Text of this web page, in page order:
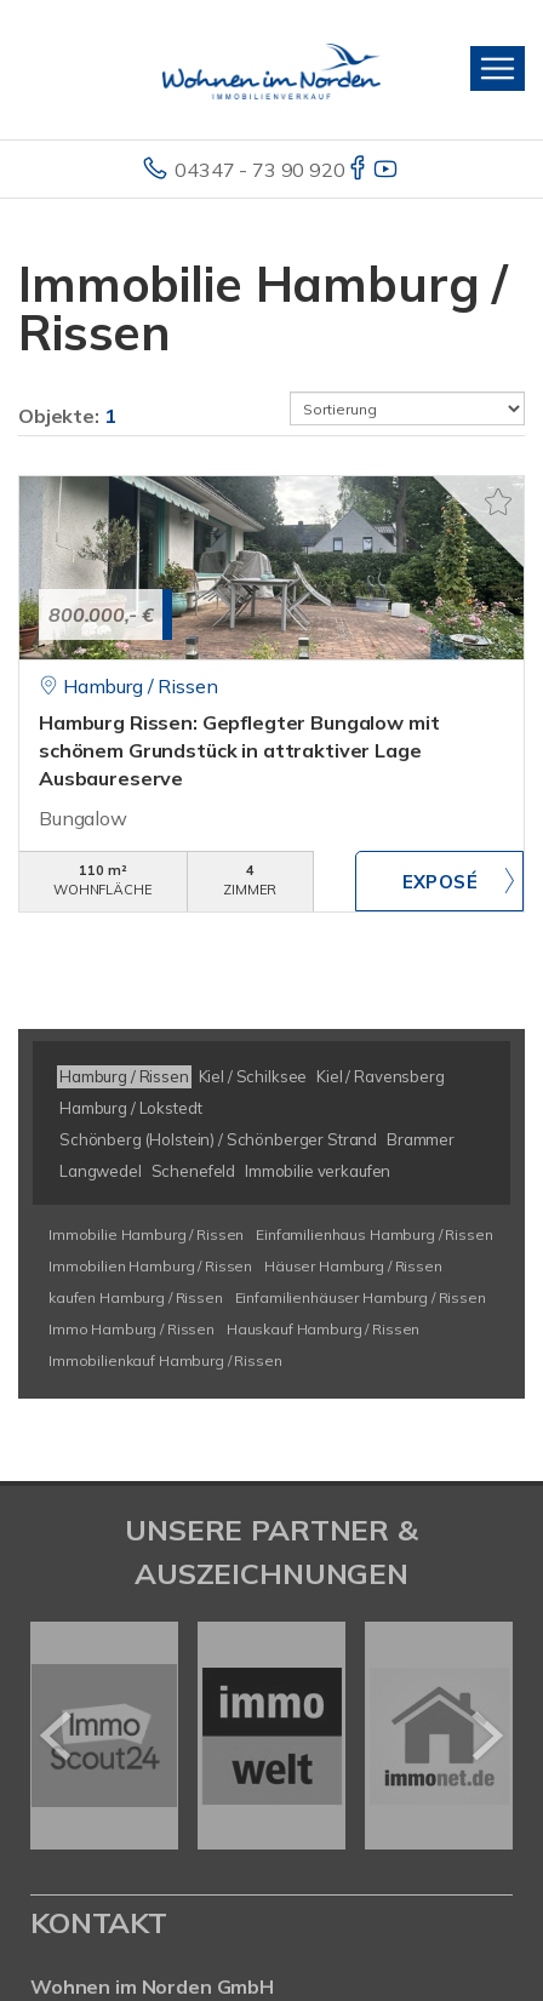
04347 - 73 90 920
Immobilie Hamburg /
Rissen
Objekte: 1
800.000,- €
Hamburg / Rissen
Hamburg Rissen: Gepflegter Bungalow mit
schönem Grundstück in attraktiver Lage
Ausbaureserve
Bungalow
110 m²
WOHNFLÄCHE
4
ZIMMER
Hamburg / Rissen Kiel / Schilksee
Kiel / Ravensberg
Hamburg / Lokstedt
Schönberg (Holstein) / Schönberger Strand
Brammer
Langwedel
Schenefeld Immobilie verkaufen
Immobilie Hamburg / Rissen
Einfamilienhaus Hamburg / Rissen
Immobilien Hamburg / Rissen
Häuser Hamburg / Rissen
kaufen Hamburg / Rissen
Einfamilienhäuser Hamburg / Rissen
Immo Hamburg / Rissen
Hauskauf Hamburg / Rissen
Immobilienkauf Hamburg / Rissen
UNSERE PARTNER &
AUSZEICHNUNGEN
KONTAKT
Wohnen im Norden GmbH